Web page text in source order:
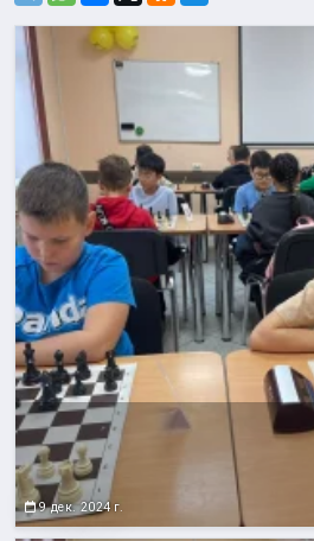
9 дек. 2024 г.